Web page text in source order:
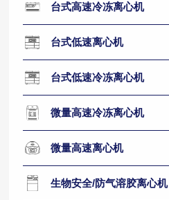
台式高速冷冻离心机
台式低速离心机
台式低速冷冻离心机
微量高速冷冻离心机
微量高速离心机
生物安全/防气溶胶离心机